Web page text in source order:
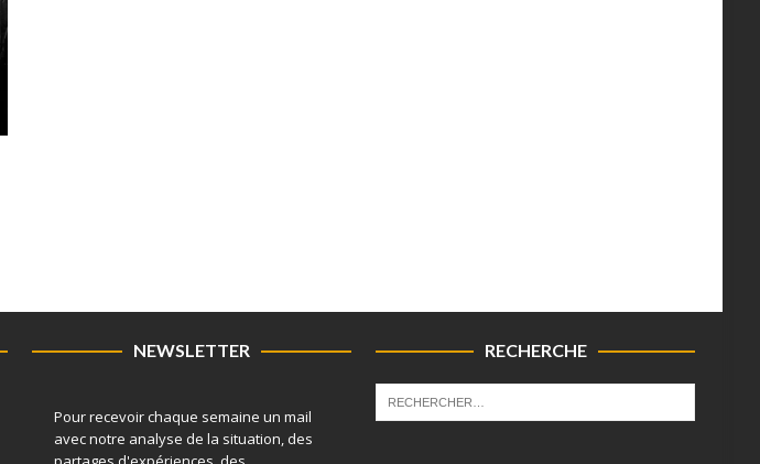
NEWSLETTER
Pour recevoir chaque semaine un mail
avec notre analyse de la situation, des
RECHERCHE